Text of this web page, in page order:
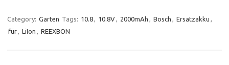
Category: Garten Tags: 10.8, 10.8V, 2000mAh , Bosch , Ersatzakku ,
für, LiIon , REEXBON